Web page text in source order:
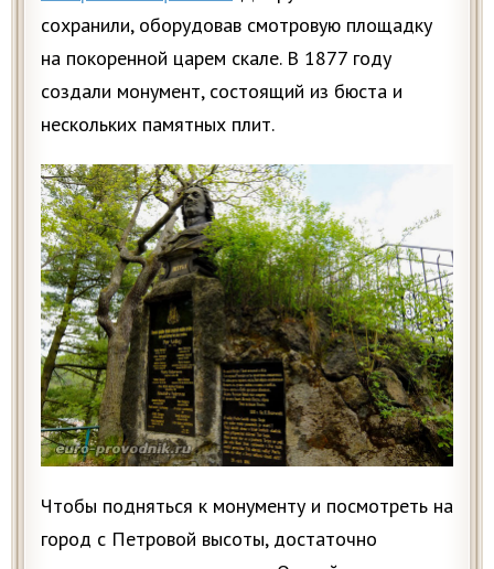
сохранили, оборудовав смотровую площадку
на покоренной царем скале. В 1877 году
создали монумент, состоящий из бюста и
нескольких памятных плит.
Чтобы подняться к монументу и посмотреть на
город с Петровой высоты, достаточно